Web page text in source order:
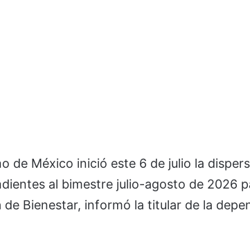
de México inició este 6 de julio la
al bimestre julio-agosto de 2026
de Bienestar, informó la titular de la